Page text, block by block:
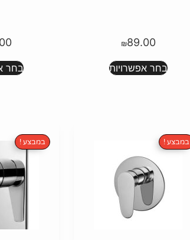
₪89.00
בחר אפשרויות בחר
במבצע ! במבצע !